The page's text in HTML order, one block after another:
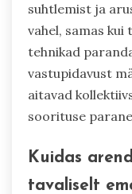
suhtlemist ja
vahel, samas
tehnikad
vastupidavust
aitavad
soorituse
Kuidas
tavaliselt